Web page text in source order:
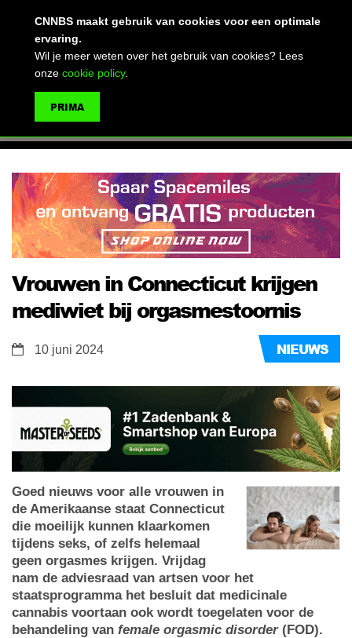
Vrouwen in Connecticut krijgen
mediwiet bij orgasmestoornis
NIEUWS
10 juni 2024
Goed nieuws voor alle vrouwen in
de Amerikaanse staat Connecticut
die moeilijk kunnen klaarkomen
tijdens seks, of zelfs helemaal
geen orgasmes krijgen. Vrijdag
nam de adviesraad van artsen voor het
staatsprogramma het besluit dat medicinale
cannabis voortaan ook wordt toegelaten voor de
behandeling van female orgasmic disorder(FOD).
CNNBS maakt gebruik van cookies voor een optimale
ervaring.
Wil je meer weten over het gebruik van cookies? Lees
onze cookie policy.
PRIMA